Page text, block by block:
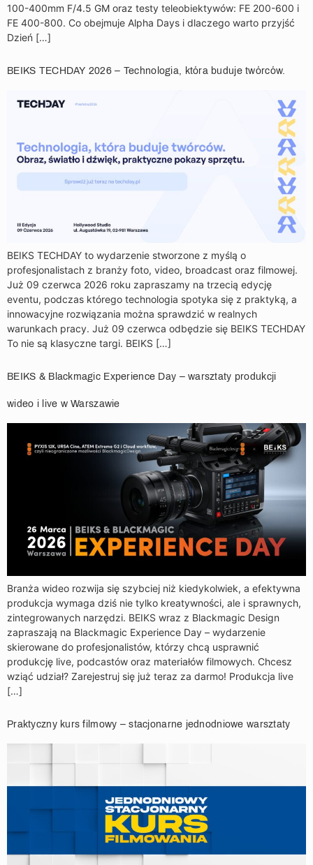
100-400mm F/4.5 GM oraz testy teleobiektywów: FE 200-600 i
FE 400-800. Co obejmuje Alpha Days i dlaczego warto przyjść
Dzień […]
BEIKS TECHDAY 2026 – Technologia, która buduje twórców.
BEIKS TECHDAY to wydarzenie stworzone z myślą o
profesjonalistach z branży foto, video, broadcast oraz filmowej.
Już 09 czerwca 2026 roku zapraszamy na trzecią edycję
eventu, podczas którego technologia spotyka się z praktyką, a
innowacyjne rozwiązania można sprawdzić w realnych
warunkach pracy. Już 09 czerwca odbędzie się BEIKS TECHDAY
To nie są klasyczne targi. BEIKS […]
BEIKS & Blackmagic Experience Day – warsztaty produkcji
wideo i live w Warszawie
Branża wideo rozwija się szybciej niż kiedykolwiek, a efektywna
produkcja wymaga dziś nie tylko kreatywności, ale i sprawnych,
zintegrowanych narzędzi. BEIKS wraz z Blackmagic Design
zapraszają na Blackmagic Experience Day – wydarzenie
skierowane do profesjonalistów, którzy chcą usprawnić
produkcję live, podcastów oraz materiałów filmowych. Chcesz
wziąć udział? Zarejestruj się już teraz za darmo! Produkcja live
[…]
Praktyczny kurs filmowy – stacjonarne jednodniowe warsztaty